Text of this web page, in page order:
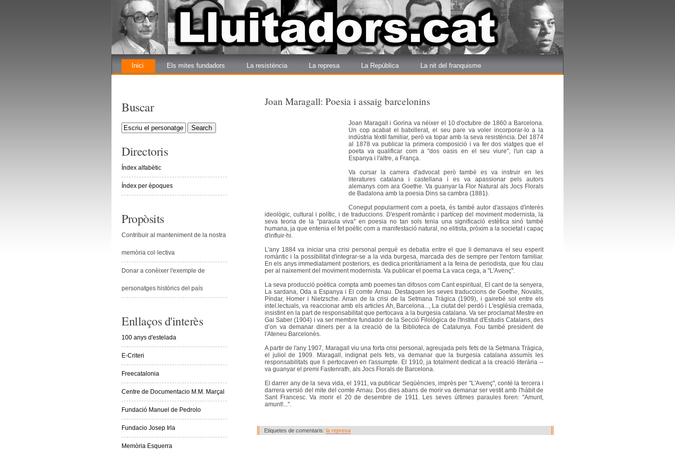
Inici Els mites fundadors La resistència La represa La República
La nit del franquisme
Joan Maragall: Poesia i assaig barcelonins
Joan Maragall i Gorina va néixer el 10 d'octubre de 1860 a Barcelona.
Un cop acabat el batxillerat, el seu pare va voler incorporar-lo a la
indústria tèxtil familiar, però va topar amb la seva resistència. Del 1874
al 1878 va publicar la primera composició i va fer dos viatges que el
poeta va qualificar com a "dos oasis en el seu viure", l'un cap a
Espanya i l'altre, a França.
Va cursar la carrera d'advocat però també es va instruir en les
literatures catalana i castellana i es va apassionar pels autors
alemanys com ara Goethe. Va guanyar la Flor Natural als Jocs Florals
de Badalona amb la poesia Dins sa cambra (1881).
Conegut popularment com a poeta, és també autor d'assajos d'interès
ideològic, cultural i polític, i de traduccions. D'esperit romàntic i partícep del moviment modernista, la
seva teoria de la "paraula viva" en poesia no tan sols tenia una significació estètica sinó també
humana, ja que entenia el fet poètic com a manifestació natural, no elitista, pròxim a la societat i capaç
d'influir-hi.
L'any 1884 va iniciar una crisi personal perquè es debatia entre el que li demanava el seu esperit
romàntic i la possibilitat d'integrar-se a la vida burgesa, marcada des de sempre per l'entorn familiar.
En els anys immediatament posteriors, es dedica prioritàriament a la feina de periodista, que fou clau
per al naixement del moviment modernista. Va publicar el poema La vaca cega, a "L'Avenç".
La seva producció poètica compta amb poemes tan difosos com Cant espiritual, El cant de la senyera,
La sardana, Oda a Espanya i El comte Arnau. Destaquen les seves traduccions de Goethe, Novalis,
Píndar, Homer i Nietzsche. Arran de la crisi de la Setmana Tràgica (1909), i gairebé sol entre els
intel.lectuals, va reaccionar amb els articles Ah, Barcelona..., La ciutat del perdó i L'església cremada,
insistint en la part de responsabilitat que pertocava a la burgesia catalana. Va ser proclamat Mestre en
Gai Saber (1904) i va ser membre fundador de la Secció Filològica de l'Institut d'Estudis Catalans, des
d’on va demanar diners per a la creació de la Biblioteca de Catalunya. Fou també president de
l'Ateneu Barcelonès.
A partir de l'any 1907, Maragall viu una forta crisi personal, agreujada pels fets de la Setmana Tràgica,
el juliol de 1909. Maragall, indignat pels fets, va demanar que la burgesia catalana assumís les
responsabilitats que li pertocaven en l'assumpte. El 1910, ja totalment dedicat a la creació literària --
va guanyar el premi Fastenrath, als Jocs Florals de Barcelona.
El darrer any de la seva vida, el 1911, va publicar Seqüències, imprès per "L'Avenç", conté la tercera i
darrera versió del mite del comte Arnau. Dos dies abans de morir va demanar ser vestit amb l'hàbit de
Sant Francesc. Va morir el 20 de desembre de 1911. Les seves últimes paraules foren: "Amunt,
amunt!...".
Etiquetes de comentaris: la represa
Buscar
Directoris
Índex alfabètic
Índex per èpoques
Propòsits
Contribuir al manteniment de la nostra
memòria col·lectiva
Donar a conèixer l'exemple de
personatges històrics del país
Enllaços d'interès
100 anys d'estelada
E-Criteri
Freecatalonia
Centre de Documentacio M.M. Marçal
Fundació Manuel de Pedrolo
Fundacio Josep Irla
Memòria Esquerra